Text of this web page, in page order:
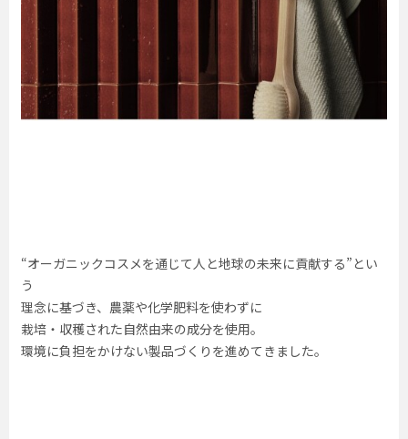
“オーガニックコスメを通じて人と地球の未来に貢献する”とい
う
理念に基づき、農薬や化学肥料を使わずに
栽培・収穫された自然由来の成分を使用。
環境に負担をかけない製品づくりを進めてきました。